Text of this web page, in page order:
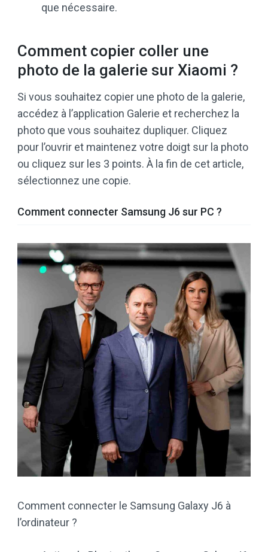
que nécessaire.
Comment copier coller une
photo de la galerie sur Xiaomi ?
Si vous souhaitez copier une photo de la galerie,
accédez à l’application Galerie et recherchez la
photo que vous souhaitez dupliquer. Cliquez
pour l’ouvrir et maintenez votre doigt sur la photo
ou cliquez sur les 3 points. À la fin de cet article,
sélectionnez une copie.
Comment connecter Samsung J6 sur PC ?
Comment connecter le Samsung Galaxy J6 à
l’ordinateur ?